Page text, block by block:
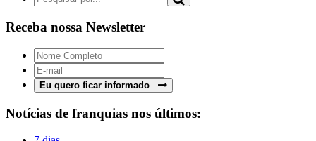
Receba nossa Newsletter
Eu quero ficar informado
Notícias de franquias nos últimos: